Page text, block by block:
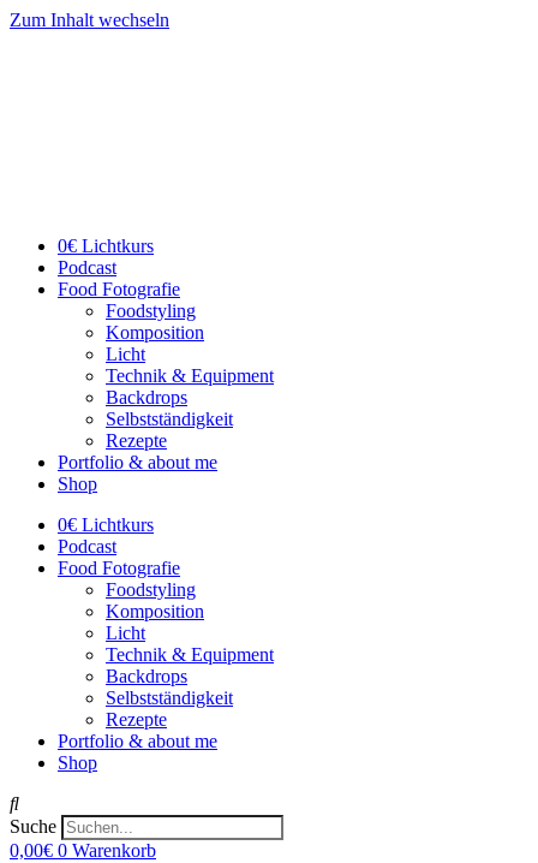
Zum Inhalt wechseln
0€ Lichtkurs
Podcast
Food Fotografie
Foodstyling
Komposition
Licht
Technik & Equipment
Backdrops
Selbstständigkeit
Rezepte
Portfolio & about me
Shop
0€ Lichtkurs
Podcast
Food Fotografie
Foodstyling
Komposition
Licht
Technik & Equipment
Backdrops
Selbstständigkeit
Rezepte
Portfolio & about me
Shop
Suche
0,00€ 0 Warenkorb